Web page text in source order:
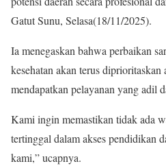
Gatut Sunu, Selasa(18/11/2025).
Ia menegaskan bahwa perbaikan
kesehatan akan terus diprioritaskan
mendapatkan pelayanan yang adil
Kami ingin memastikan tidak ada
tertinggal dalam akses pendidikan
kami,” ucapnya.